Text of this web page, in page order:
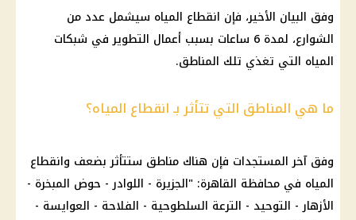
وفق البيان الأخير، فإن انقطاع المياه سيشمل عدد من
الشوارع، لمدة 6 ساعات بسبب أعمال التطوير في شبكات
المياه التي تغذي تلك المناطق.
ما هي المناطق التي تتأثر بـ انقطاع المياه؟
وفق آخر المستجدات فإن هناك مناطق ستتأثر بضعف وانقطاع
المياه في محافظة القاهرة: "الجزيرة - اللوادر - حوض المبخرة -
الأزهار - التوحيد - الترعة السلطوحية - الفلاحة - العوايسة -